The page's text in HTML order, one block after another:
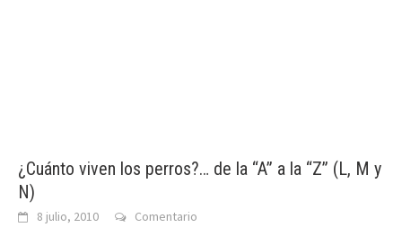
¿Cuánto viven los perros?… de la “A” a la “Z” (L, M y
N)
8 julio, 2010 Comentario